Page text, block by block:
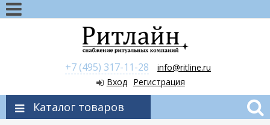
+7 (495) 317-11-28
info@ritline.ru
Вход
Регистрация
Каталог товаров